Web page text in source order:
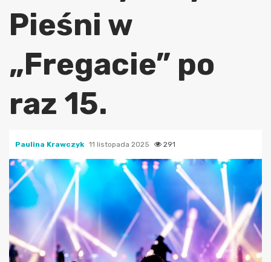
Pieśni w
„Fregacie” po
raz 15.
Paulina Krawczyk 11 listopada 2025 291